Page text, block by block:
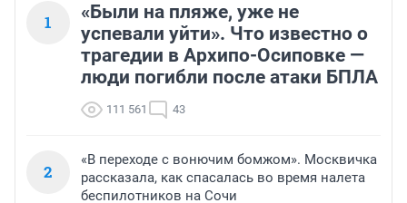
1
«Были на пляже, уже не
успевали уйти». Что известно о
трагедии в Архипо-Осиповке —
люди погибли после атаки БПЛА
111 561 43
2
«В переходе с вонючим бомжом». Москвичка
рассказала, как спасалась во время налета
беспилотников на Сочи